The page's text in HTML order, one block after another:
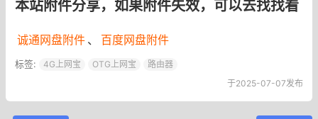
本站附件分享，如果附件失效，可以去找找看
诚通网盘附件 、 百度网盘附件
标签: 4G上网宝 OTG上网宝
路由器
于2025-07-07发布